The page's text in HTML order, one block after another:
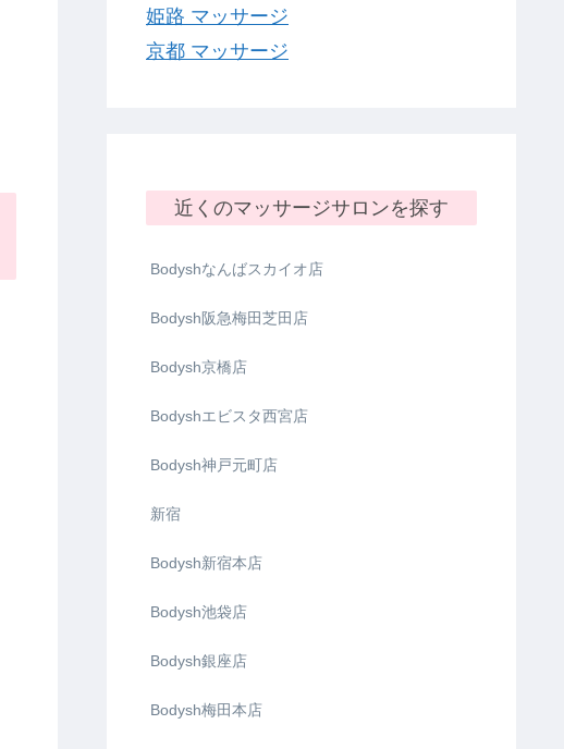
姫路 マッサージ
京都 マッサージ
近くのマッサージサロンを探す
Bodyshなんばスカイオ店
Bodysh阪急梅田芝田店
Bodysh京橋店
Bodyshエビスタ西宮店
Bodysh神戸元町店
新宿
Bodysh新宿本店
Bodysh池袋店
Bodysh銀座店
Bodysh梅田本店